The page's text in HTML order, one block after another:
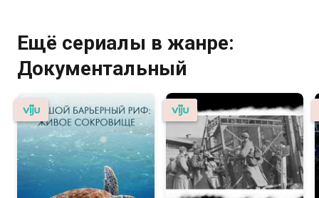
Ещё сериалы в жанре:
Документальный